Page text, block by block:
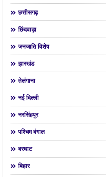
छत्तीसगढ़
छिंदवाड़ा
जनजाति विशेष
झारखंड
तेलंगाना
नई दिल्ली
नरसिंहपुर
पश्चिम बंगाल
बरघाट
बिहार